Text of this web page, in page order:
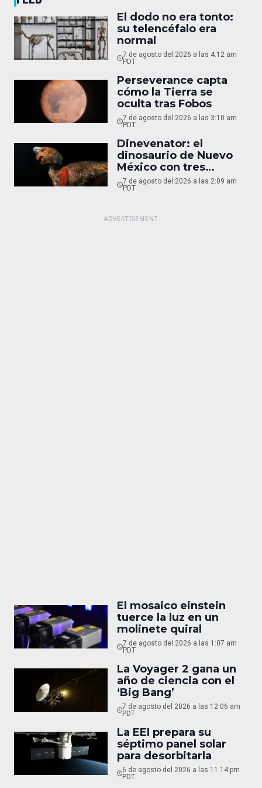
El dodo no era tonto:
su telencéfalo era
normal
7 de agosto del 2026 a las 4:12 am
PDT
Perseverance capta
cómo la Tierra se
oculta tras Fobos
7 de agosto del 2026 a las 3:10 am
PDT
Dinevenator: el
dinosaurio de Nuevo
México con tres
nombres
7 de agosto del 2026 a las 2:09 am
PDT
El mosaico einstein
tuerce la luz en un
molinete quiral
7 de agosto del 2026 a las 1:07 am
PDT
La Voyager 2 gana un
año de ciencia con el
‘Big Bang’
7 de agosto del 2026 a las 12:06 am
PDT
La EEI prepara su
séptimo panel solar
para desorbitarla
6 de agosto del 2026 a las 11:14 pm
PDT